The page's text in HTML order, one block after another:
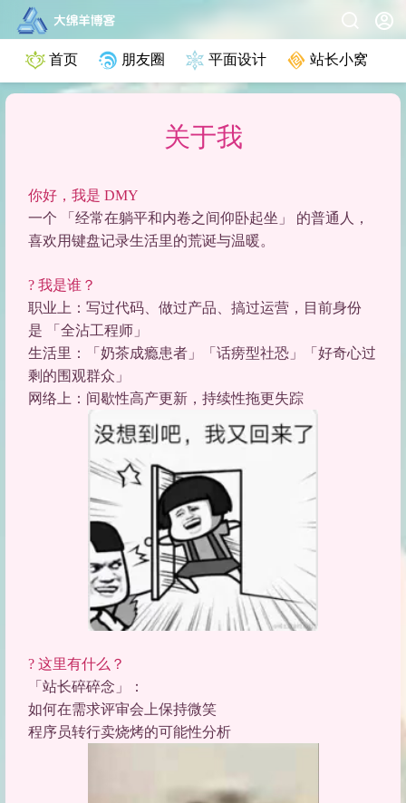
首页 朋友圈 平面设计 站长小窝
关于我
你好，我是 DMY
一个
「经常在躺平和内卷之间仰卧起坐」
的普通人，
喜欢用键盘记录生活里的荒诞与温暖。
? 我是谁？
职业上：写过代码、做过产品、搞过运营，目前身份
是
「全沾工程师」
生活里：
「奶茶成瘾患者」「话痨型社恐」「好奇心过
剩的围观群众」
网络上：间歇性高产更新，持续性拖更失踪
? 这里有什么？
「站长碎碎念」
：
如何在需求评审会上保持微笑
程序员转行卖烧烤的可能性分析